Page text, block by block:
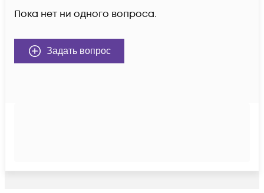
Пока нет ни одного вопроса.
Задать вопрос